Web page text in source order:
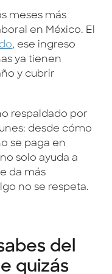
meses más
en México. El
, ese ingreso
ya tienen
y cubrir
respaldado por
desde cómo
se paga en
solo ayuda a
da más
no se respeta.
del
quizás